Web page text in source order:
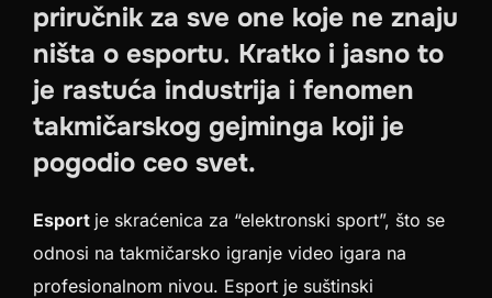
priručnik za sve one koje ne znaju
ništa o esportu. Kratko i jasno to
je rastuća industrija i fenomen
takmičarskog gejminga koji je
pogodio ceo svet.
Esport je skraćenica za “elektronski sport”, što se
odnosi na takmičarsko igranje video igara na
profesionalnom nivou. Esport je suštinski